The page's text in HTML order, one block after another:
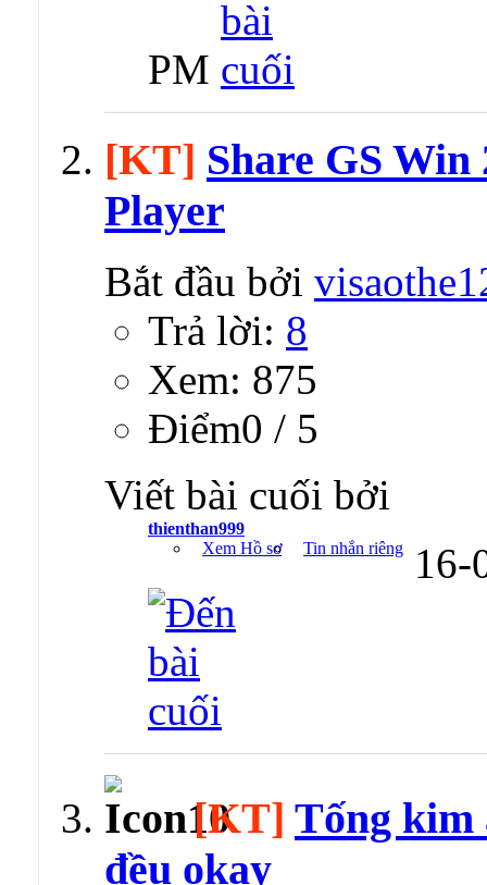
PM
[KT] Share GS
Player
Bắt đầu bởi
Trả lời: 8
Xem: 875
Ðiểm0 / 5
Viết bài cuối bởi
thienthan999
Xem Hồ sơ
Tin nhắn riêng
[KT] Tống kim
đều okay